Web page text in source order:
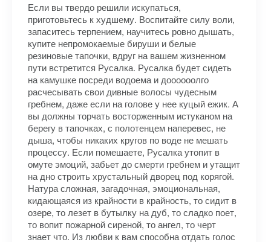
Если вы твердо решили искупаться,
приготовьтесь к худшему. Воспитайте силу воли,
запаситесь терпением, научитесь ровно дышать,
купите непромокаемые бируши и белые
резиновые тапочки, вдруг на вашем жизненном
пути встретится Русалка. Русалка будет сидеть
на камушке посреди водоема и доооооолго
расчесывать свои дивные волосы чудесным
гребнем, даже если на голове у нее куцый ежик. А
вы должны торчать восторженным истуканом на
берегу в тапочках, с полотенцем наперевес, не
дыша, чтобы никаких кругов по воде не мешать
процессу. Если помешаете, Русалка утопит в
омуте эмоций, забьет до смерти гребнем и утащит
на дно строить хрустальный дворец под корягой.
Натура сложная, загадочная, эмоциональная,
кидающаяся из крайности в крайность, то сидит в
озере, то лезет в бутылку на дуб, то сладко поет,
то вопит пожарной сиреной, то ангел, то черт
знает что. Из любви к вам способна отдать голос